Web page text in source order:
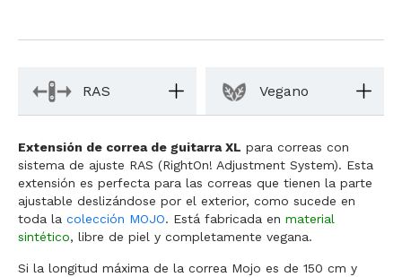
RAS Vegano
Extensión de correa de guitarra XL para correas con
sistema de ajuste RAS (RightOn! Adjustment System). Esta
extensión es perfecta para las correas que tienen la parte
ajustable deslizándose por el exterior, como sucede en
toda la colección MOJO. Está fabricada en material
sintético, libre de piel y completamente vegana.
Si la longitud máxima de la correa Mojo es de 150 cm y